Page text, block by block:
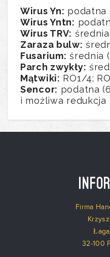
Wirus Yn: podatna
Wirus Yntn:
Wirus TRV:
Zaraza bulw:
Fusarium: średnia
Parch zwykły:
Mątwiki: RO1/4;
Sencor: podatna
i możliwa redukcja
Firma
32-100